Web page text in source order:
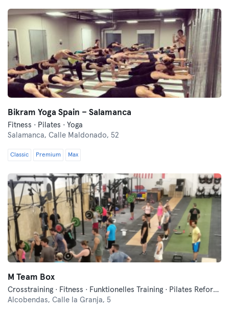
Bikram Yoga Spain – Salamanca
Fitness · Pilates · Yoga
Salamanca, Calle Maldonado, 52
Classic Premium Max
M Team Box
Crosstraining · Fitness · Funktionelles Training · Pilates Reformer
Alcobendas, Calle la Granja, 5